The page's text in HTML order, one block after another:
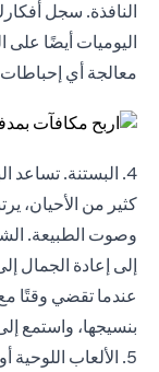
النافذة. سجل
اليوميات أيضًا
معالجة أي إحباطات
4. البستنة. تساعد
كثير من الأحيان،
وصوت الطبيعة.
إلى إعادة الجمال
عندما تقضي وقتًا
بنسيجها، واستمع
5. الألعاب